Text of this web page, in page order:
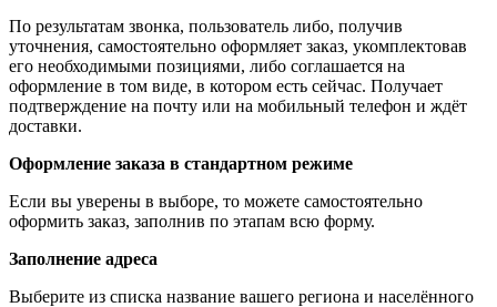
По результатам звонка, пользователь либо, получив
уточнения, самостоятельно оформляет заказ, укомплектовав
его необходимыми позициями, либо соглашается на
оформление в том виде, в котором есть сейчас. Получает
подтверждение на почту или на мобильный телефон и ждёт
доставки.
Оформление заказа в стандартном режиме
Если вы уверены в выборе, то можете самостоятельно
оформить заказ, заполнив по этапам всю форму.
Заполнение адреса
Выберите из списка название вашего региона и населённого